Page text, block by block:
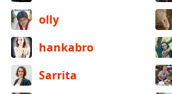
olly
hankabro
Sarrita